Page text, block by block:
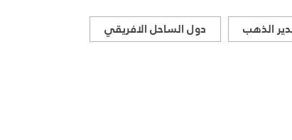
الذهب دول الساحل الافريقي